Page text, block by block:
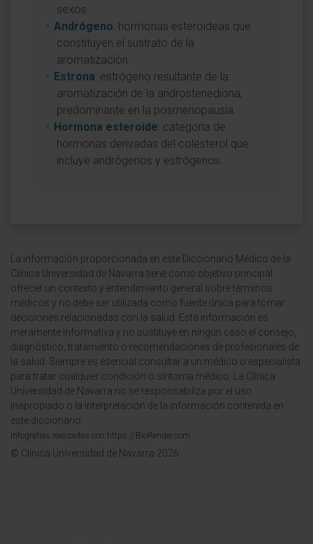
sexos.
Andrógeno: hormonas esteroideas que
constituyen el sustrato de la
aromatización.
Estrona: estrógeno resultante de la
aromatización de la androstenediona,
predominante en la posmenopausia.
Hormona esteroide: categoría de
hormonas derivadas del colesterol que
incluye andrógenos y estrógenos.
La información proporcionada en este Diccionario Médico de la
Clínica Universidad de Navarra tiene como objetivo principal
ofrecer un contexto y entendimiento general sobre términos
médicos y no debe ser utilizada como fuente única para tomar
decisiones relacionadas con la salud. Esta información es
meramente informativa y no sustituye en ningún caso el consejo,
diagnóstico, tratamiento o recomendaciones de profesionales de
la salud. Siempre es esencial consultar a un médico o especialista
para tratar cualquier condición o síntoma médico. La Clínica
Universidad de Navarra no se responsabiliza por el uso
inapropiado o la interpretación de la información contenida en
este diccionario.
Infografías realizadas con https://BioRender.com
© Clínica Universidad de Navarra 2026